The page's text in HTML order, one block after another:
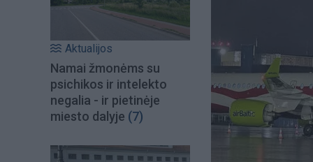
Aktualijos
Namai žmonėms su
psichikos ir intelekto
negalia - ir pietinėje
miesto dalyje (7)